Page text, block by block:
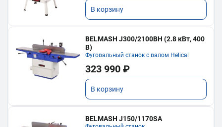
В корзину
BELMASH J300/2100ВH (2.8 кВт, 400
В)
Фуговальный станок с валом Helical
323 990 ₽
В корзину
BELMASH J150/1170SA